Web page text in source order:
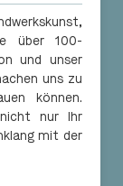
über 100-
und unser
uns zu
können.
nur Ihr
mit der